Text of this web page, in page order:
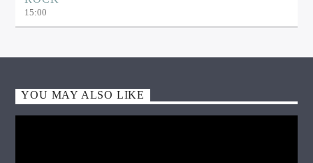
15:00
YOU MAY ALSO LIKE